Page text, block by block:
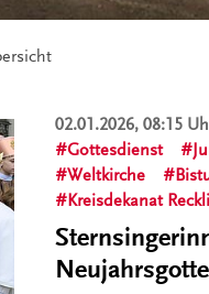
02.01.2026, 08:15
Gottesdienst
Weltkirche
Kreisdekanat